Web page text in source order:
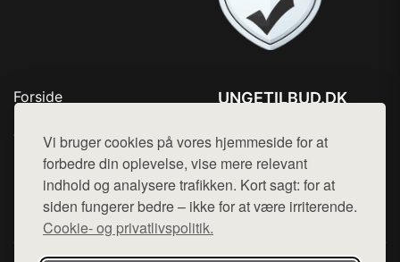
Vi bruger cookies på vores hjemmeside for at
forbedre din oplevelse, vise mere relevant
indhold og analysere trafikken. Kort sagt: for at
siden fungerer bedre – ikke for at være irriterende.
Cookie- og privatlivspolitik.
Forside
Top Rabatter
Blog
Kontakt
UNGETILBUD.DK
Mail: hej@want.dk
Cookie- og privatlivspolitik